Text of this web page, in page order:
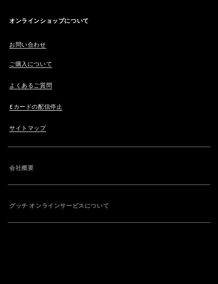
オンラインショップについて
お問い合わせ
ご購入について
よくあるご質問
Eカードの配信停止
サイトマップ
会社概要
グッチ オンラインサービスについて